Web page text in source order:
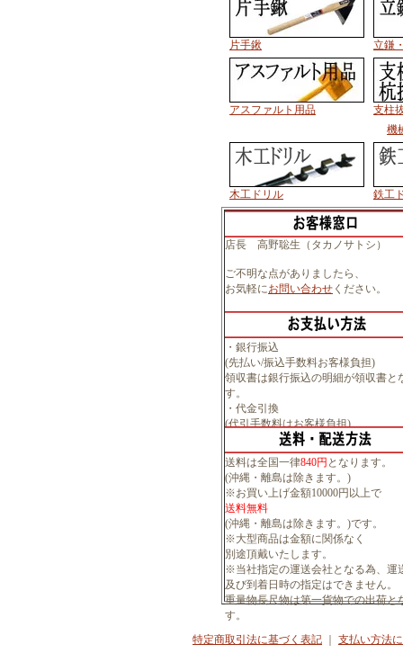
片手鍬 立鎌
アスファルト用品
支柱
機
木工ドリル 鉄工
店長 高野聡生（タカノサトシ）
ご不明な点がありましたら、
お気軽にお問い合わせ ください。
・銀行振込
(先払い/振込手数料お客様負担)
領収書は銀行振込の明細が領収書と
す。
・代金引換
(代引手数料はお客様負担)
送料は全国一律840円 となります。
(沖縄・離島は除きます。)
※お買い上げ金額10000円以上で
送料無料
(沖縄・離島は除きます。)です。
※大型商品は金額に関係なく
別途頂戴いたします。
※当社指定の運送会社となる為、運
及び到着日時の指定はできません。
重量物長尺物は第一貨物での出荷と
す。
特定商取引法に基づく表記
支払い方法